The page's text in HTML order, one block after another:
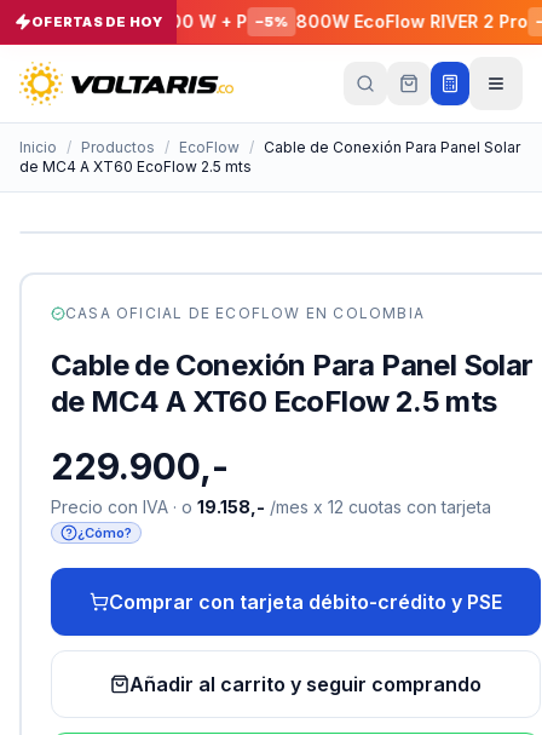
OFERTAS DE HOY
C1000X 1800 W + P −5 % 800W EcoFlow RIVER 2 Pro −5%
Inicio / Productos / EcoFlow / Cable de Conexión Para Panel Solar
de MC4 A XT60 EcoFlow 2.5 mts
CASA OFICIAL DE ECOFLOW EN COLOMBIA
Cable de Conexión Para Panel Solar
de MC4 A XT60 EcoFlow 2.5 mts
229.900,-
Precio con IVA · o 19.158,- /mes x 12 cuotas con tarjeta
¿Cómo?
Comprar con tarjeta débito-crédito y PSE
Añadir al carrito y seguir comprando
Tu
Vacío
Tu
vacío
al
págalos
productos